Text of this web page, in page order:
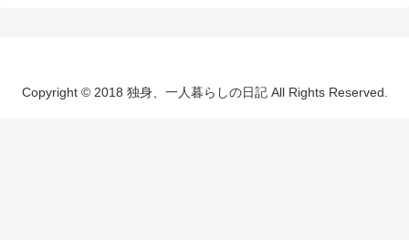
Copyright © 2018 独身、一人暮らしの日記 All Rights Reserved.